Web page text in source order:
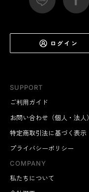
SUPPORT
ご利用ガイド
お問い合わせ（個人・法人）
特定商取引法に基づく表示
プライバシーポリシー
COMPANY
私たちについて
ログイン